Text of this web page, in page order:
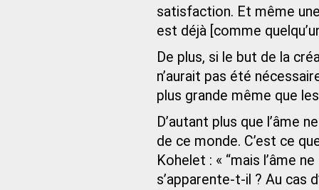
satisfaction. Et même
est déjà [comme
De plus, si le but de la
n’aurait pas été
plus grande même que
D’autant plus que l’âme
de ce monde. C’est ce
Kohelet : « “mais l’âme
s’apparente-t-il ? Au cas